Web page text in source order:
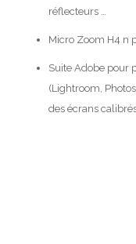
réflecteurs …
Micro Zoom H4 n
Suite Adobe pour
(Lightroom,
des écrans